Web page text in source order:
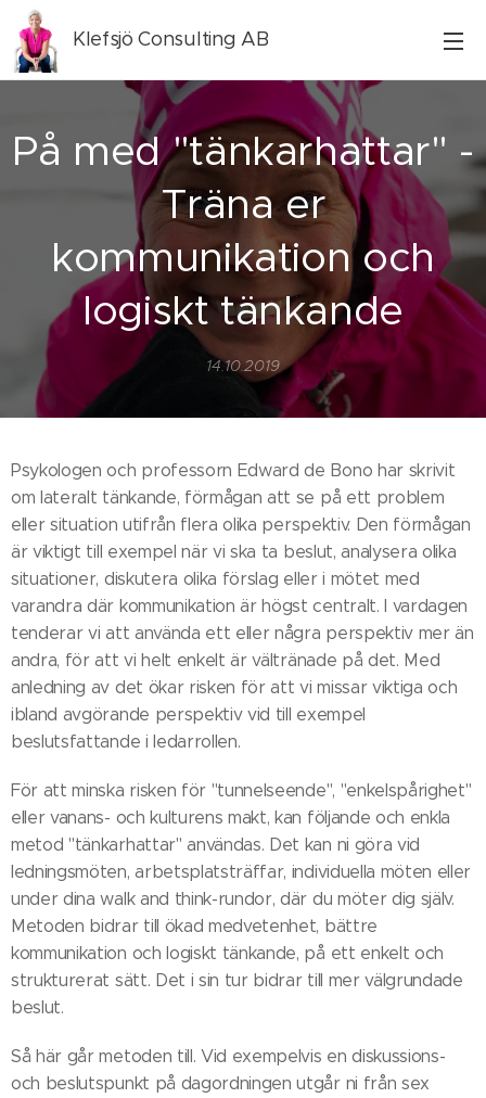
Klefsjö Consulting AB
På med "tänkarhattar" -
Träna er
kommunikation och
logiskt tänkande
14.10.2019
Psykologen och professorn Edward de Bono har skrivit
om lateralt tänkande, förmågan att se på ett problem
eller situation utifrån flera olika perspektiv. Den förmågan
är viktigt till exempel när vi ska ta beslut, analysera olika
situationer, diskutera olika förslag eller i mötet med
varandra där kommunikation är högst centralt. I vardagen
tenderar vi att använda ett eller några perspektiv mer än
andra, för att vi helt enkelt är vältränade på det. Med
anledning av det ökar risken för att vi missar viktiga och
ibland avgörande perspektiv vid till exempel
beslutsfattande i ledarrollen.
För att minska risken för "tunnelseende", "enkelspårighet"
eller vanans- och kulturens makt, kan följande och enkla
metod "tänkarhattar" användas. Det kan ni göra vid
ledningsmöten, arbetsplatsträffar, individuella möten eller
under dina walk and think-rundor, där du möter dig själv.
Metoden bidrar till ökad medvetenhet, bättre
kommunikation och logiskt tänkande, på ett enkelt och
strukturerat sätt. Det i sin tur bidrar till mer välgrundade
beslut.
Så här går metoden till. Vid exempelvis en diskussions-
och beslutspunkt på dagordningen utgår ni från sex